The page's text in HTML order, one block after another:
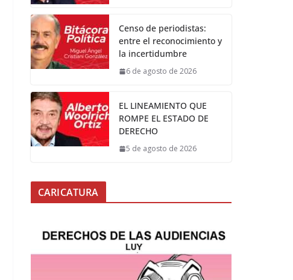
Censo de periodistas:
entre el reconocimiento y
la incertidumbre
6 de agosto de 2026
EL LINEAMIENTO QUE
ROMPE EL ESTADO DE
DERECHO
5 de agosto de 2026
CARICATURA